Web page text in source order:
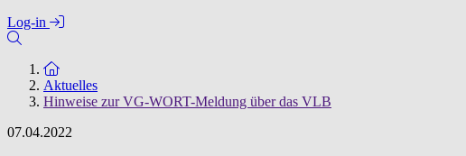
Log-in
Zur Startseite
Aktuelles
Hinweise zur VG-WORT-Meldung über das VLB
07.04.2022